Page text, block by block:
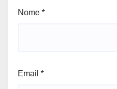
Nome *
Email *